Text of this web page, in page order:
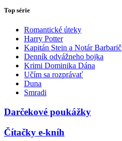
Top série
Romantické úteky
Harry Potter
Kapitán Stein a Notár Barbarič
Denník odvážneho bojka
Krimi Dominika Dána
Učím sa rozprávať
Duna
Smradi
Darčekové poukážky
Čítačky e-kníh